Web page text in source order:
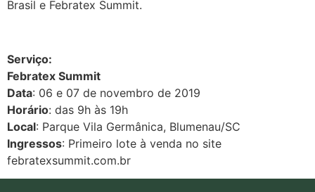
Brasil e Febratex Summit.
Serviço:
Febratex Summit
Data: 06 e 07 de novembro de 2019
Horário: das 9h às 19h
Local: Parque Vila Germânica, Blumenau/SC
Ingressos: Primeiro lote à venda no site
febratexsummit.com.br